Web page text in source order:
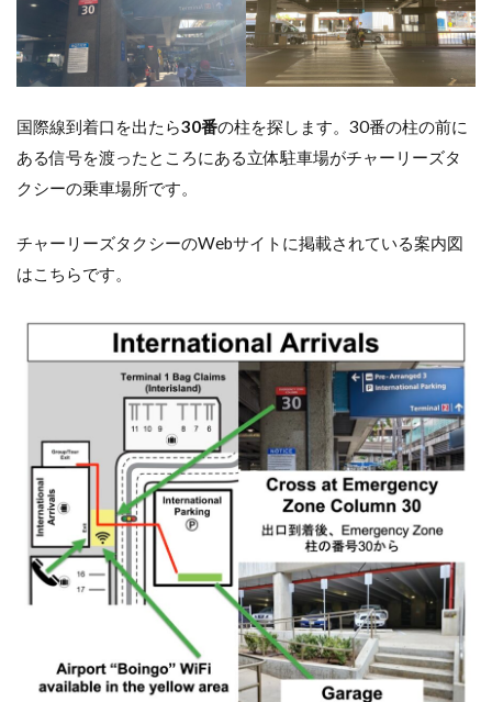
国際線到着口を出たら30番の柱を探します。30番の柱の前に
ある信号を渡ったところにある立体駐車場がチャーリーズタ
クシーの乗車場所です。
チャーリーズタクシーのWebサイトに掲載されている案内図
はこちらです。